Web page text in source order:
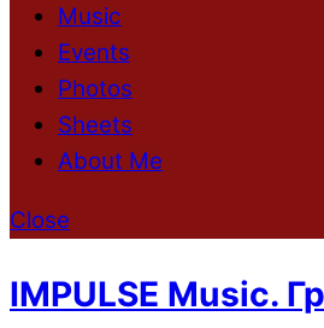
Music
Events
Photos
Sheets
About Me
Close
IMPULSE Music.